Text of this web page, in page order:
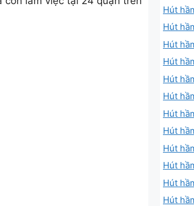
Hút
Hút
Hút
Hút
Hút
Hút
Hút
Hút
Hút
Hút
Hút
Hút